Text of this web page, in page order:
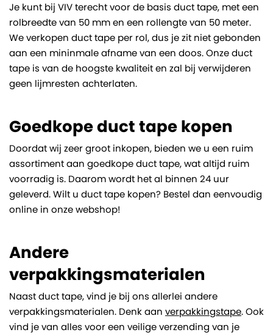
Je kunt bij VIV terecht voor de basis duct tape, met een
rolbreedte van 50 mm en een rollengte van 50 meter.
We verkopen duct tape per rol, dus je zit niet gebonden
aan een mininmale afname van een doos. Onze duct
tape is van de hoogste kwaliteit en zal bij verwijderen
geen lijmresten achterlaten.
Goedkope duct tape kopen
Doordat wij zeer groot inkopen, bieden we u een ruim
assortiment aan goedkope duct tape, wat altijd ruim
voorradig is. Daarom wordt het al binnen 24 uur
geleverd. Wilt u duct tape kopen? Bestel dan eenvoudig
online in onze webshop!
Andere
verpakkingsmaterialen
Naast duct tape, vind je bij ons allerlei andere
verpakkingsmaterialen. Denk aan verpakkingstape. Ook
vind je van alles voor een veilige verzending van je